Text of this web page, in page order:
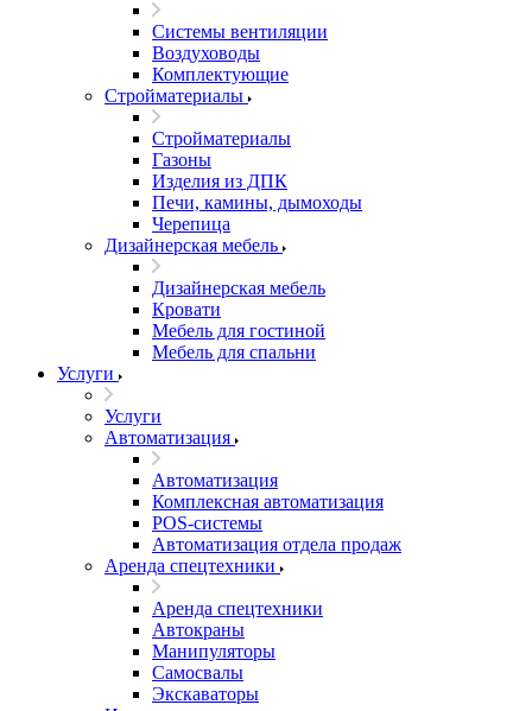
Системы вентиляции
Воздуховоды
Комплектующие
Стройматериалы
Стройматериалы
Газоны
Изделия из ДПК
Печи, камины, дымоходы
Черепица
Дизайнерская мебель
Дизайнерская мебель
Кровати
Мебель для гостиной
Мебель для спальни
Услуги
Услуги
Автоматизация
Автоматизация
Комплексная автоматизация
POS-системы
Автоматизация отдела продаж
Аренда спецтехники
Аренда спецтехники
Автокраны
Манипуляторы
Самосвалы
Экскаваторы